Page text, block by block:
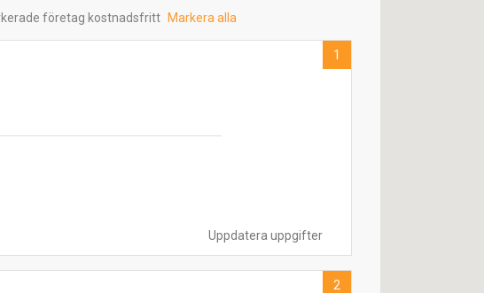
företag kostnadsfritt Markera alla
Uppdatera uppgifter
1
2